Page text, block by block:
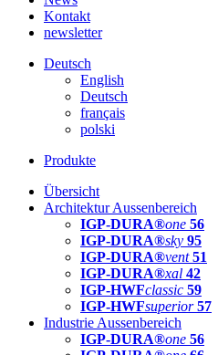
Kontakt
newsletter
Deutsch
English
Deutsch
français
polski
Produkte
Übersicht
Architektur Aussenbereich
IGP-DURA®one 56
IGP-DURA®sky 95
IGP-DURA®vent 51
IGP-DURA®xal 42
IGP-HWFclassic 59
IGP-HWFsuperior 57
Industrie Aussenbereich
IGP-DURA®one 56